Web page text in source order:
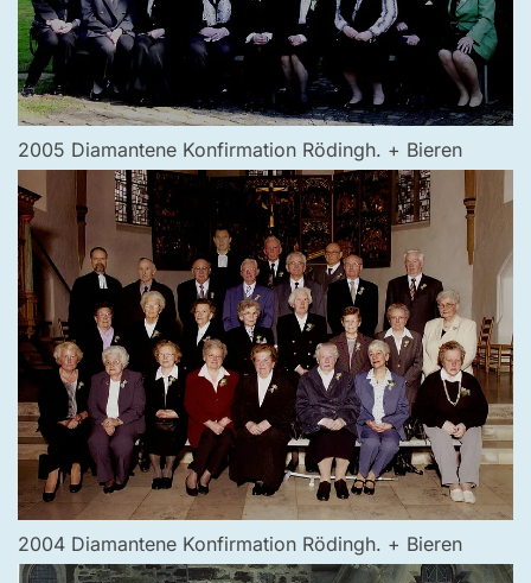
2005 Diamantene Konfirmation Rödingh. + Bieren
2004 Diamantene Konfirmation Rödingh. + Bieren